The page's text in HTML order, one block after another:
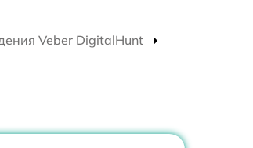
Veber DigitalHunt